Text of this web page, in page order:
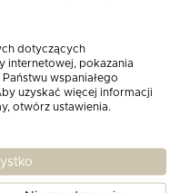
dotyczących
internetowej, pokazania
wspaniałego
uzyskać więcej informacji
otwórz ustawienia.